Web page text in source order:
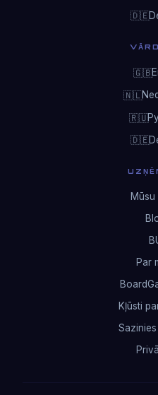
🇩🇪
🇬🇧
🇳🇱
🇷🇺
🇩🇪
Mūsu
Par
Kļūsti